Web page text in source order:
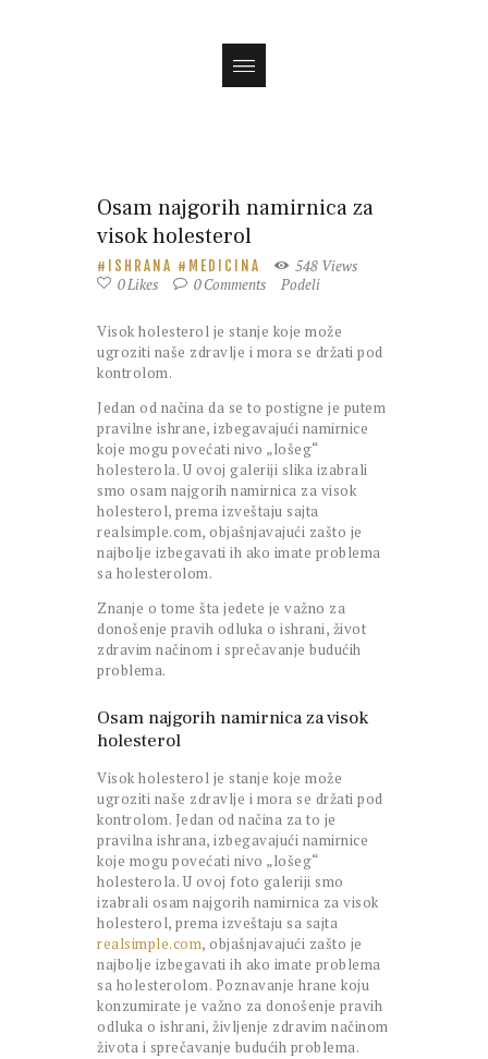
Osam najgorih namirnica za
visok holesterol
ISHRANA MEDICINA 548 Views
0Likes 0Comments Podeli
Visok holesterol je stanje koje može
ugroziti naše zdravlje i mora se držati pod
kontrolom.
Jedan od načina da se to postigne je putem
pravilne ishrane, izbegavajući namirnice
koje mogu povećati nivo „lošeg“
holesterola. U ovoj galeriji slika izabrali
smo osam najgorih namirnica za visok
holesterol, prema izveštaju sajta
realsimple.com, objašnjavajući zašto je
najbolje izbegavati ih ako imate problema
sa holesterolom.
Znanje o tome šta jedete je važno za
donošenje pravih odluka o ishrani, život
zdravim načinom i sprečavanje budućih
problema.
Osam najgorih namirnica za visok
holesterol
Visok holesterol je stanje koje može
ugroziti naše zdravlje i mora se držati pod
kontrolom. Jedan od načina za to je
pravilna ishrana, izbegavajući namirnice
koje mogu povećati nivo „lošeg“
holesterola. U ovoj foto galeriji smo
izabrali osam najgorih namirnica za visok
holesterol, prema izveštaju sa sajta
realsimple.com, objašnjavajući zašto je
najbolje izbegavati ih ako imate problema
sa holesterolom. Poznavanje hrane koju
konzumirate je važno za donošenje pravih
odluka o ishrani, življenje zdravim načinom
života i sprečavanje budućih problema.